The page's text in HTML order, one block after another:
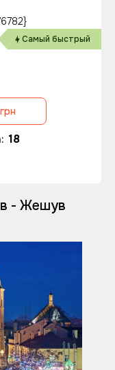
Самый быстрый
18
- Жешув